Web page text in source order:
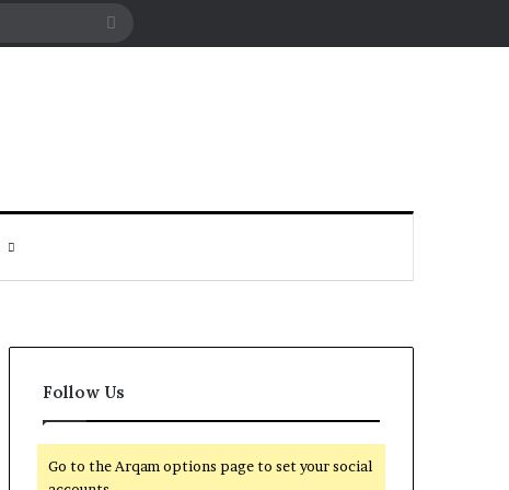
Follow Us
Go to the Arqam options page to set your social